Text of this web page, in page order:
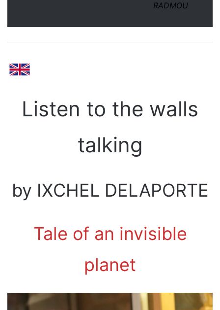
RADMOU
Listen to the walls
talking
by IXCHEL DELAPORTE
Tale of an invisible
planet